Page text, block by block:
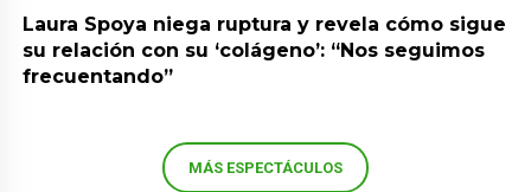
Laura Spoya niega ruptura y revela cómo sigue
su relación con su ‘colágeno’: “Nos seguimos
frecuentando”
MÁS ESPECTÁCULOS